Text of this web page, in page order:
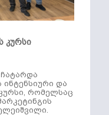
კურსი
და
რომელსაც